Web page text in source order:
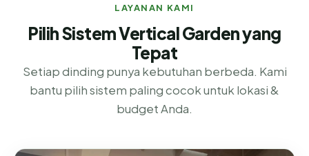
LAYANAN KAMI
Pilih Sistem Vertical Garden yang
Tepat
Setiap dinding punya kebutuhan berbeda. Kami
bantu pilih sistem paling cocok untuk lokasi &
budget Anda.